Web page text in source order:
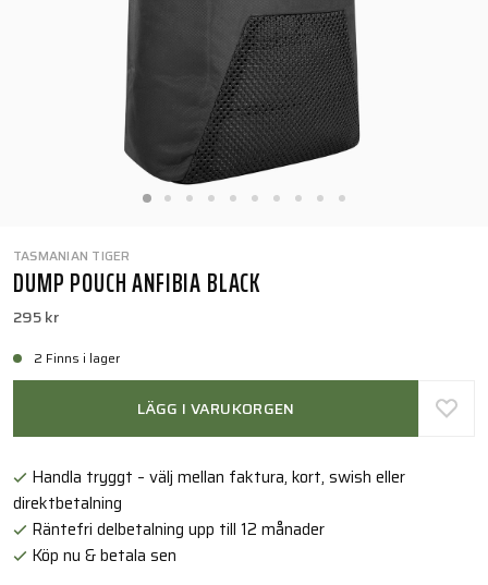
TASMANIAN TIGER
DUMP POUCH ANFIBIA BLACK
295 kr
2 Finns i lager
LÄGG I VARUKORGEN
Handla tryggt – välj mellan faktura, kort, swish eller
direktbetalning
Räntefri delbetalning upp till 12 månader
Köp nu & betala sen